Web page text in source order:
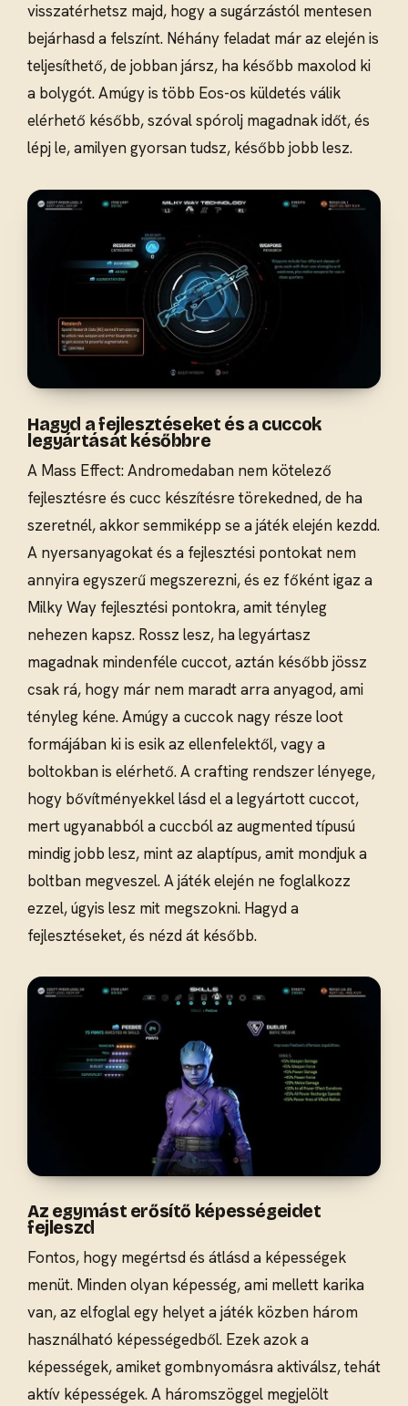
visszatérhetsz majd, hogy a sugárzástól mentesen
bejárhasd a felszínt. Néhány feladat már az elején is
teljesíthető, de jobban jársz, ha később maxolod ki
a bolygót. Amúgy is több Eos-os küldetés válik
elérhető később, szóval spórolj magadnak időt, és
lépj le, amilyen gyorsan tudsz, később jobb lesz.
Hagyd a fejlesztéseket és a cuccok
legyártását későbbre
A Mass Effect: Andromedaban nem kötelező
fejlesztésre és cucc készítésre törekedned, de ha
szeretnél, akkor semmiképp se a játék elején kezdd.
A nyersanyagokat és a fejlesztési pontokat nem
annyira egyszerű megszerezni, és ez főként igaz a
Milky Way fejlesztési pontokra, amit tényleg
nehezen kapsz. Rossz lesz, ha legyártasz
magadnak mindenféle cuccot, aztán később jössz
csak rá, hogy már nem maradt arra anyagod, ami
tényleg kéne. Amúgy a cuccok nagy része loot
formájában ki is esik az ellenfelektől, vagy a
boltokban is elérhető. A crafting rendszer lényege,
hogy bővítményekkel lásd el a legyártott cuccot,
mert ugyanabból a cuccból az augmented típusú
mindig jobb lesz, mint az alaptípus, amit mondjuk a
boltban megveszel. A játék elején ne foglalkozz
ezzel, úgyis lesz mit megszokni. Hagyd a
fejlesztéseket, és nézd át később.
Az egymást erősítő képességeidet
fejleszd
Fontos, hogy megértsd és átlásd a képességek
menüt. Minden olyan képesség, ami mellett karika
van, az elfoglal egy helyet a játék közben három
használható képességedből. Ezek azok a
képességek, amiket gombnyomásra aktiválsz, tehát
aktív képességek. A háromszöggel megjelölt